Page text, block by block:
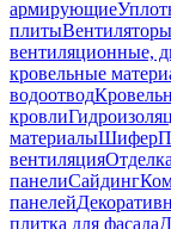
армирующие
плиты
вентиляционные,
кровельные
водоотвод
кровли
материалыШифер
вентиляция
панелиСайдинг
панелей
плитка для фасада